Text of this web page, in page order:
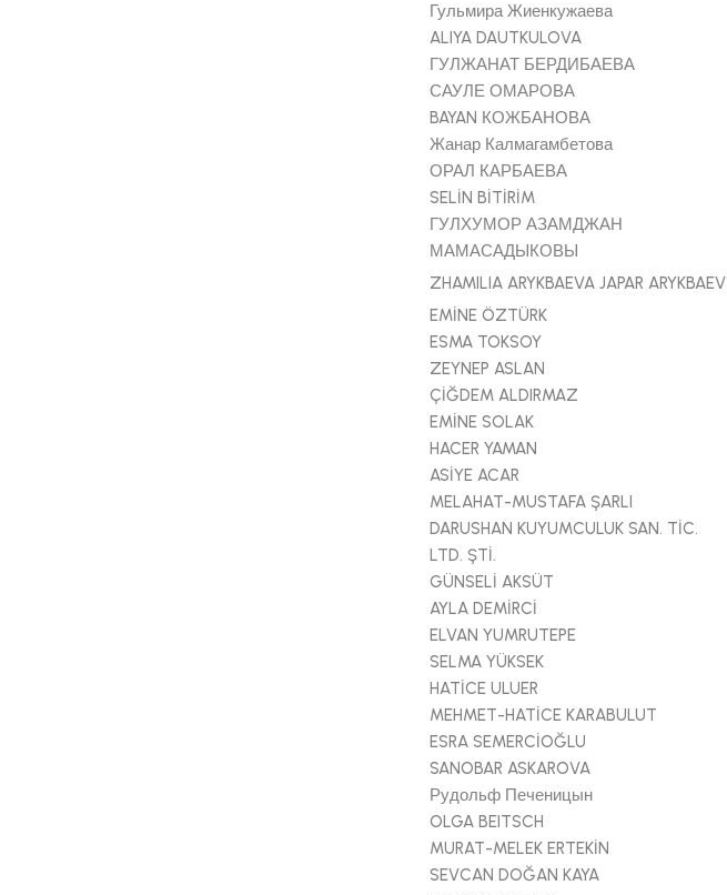
Гульмира Жиенкужаева
ALIYA DAUTKULOVA
ГУЛЖАНАТ БЕРДИБАЕВА
САУЛЕ ОМАРОВА
BAYAN КОЖБАНОВА
Жанар Калмагамбетова
ОРАЛ КАРБАЕВА
SELİN BİTİRİM
ГУЛХУМОР АЗАМДЖАН
МАМАСАДЫКОВЫ
ZHAMILIA ARYKBAEVA JAPAR ARYKBAEV
EMİNE ÖZTÜRK
ESMA TOKSOY
ZEYNEP ASLAN
ÇİĞDEM ALDIRMAZ
EMİNE SOLAK
HACER YAMAN
ASİYE ACAR
MELAHAT-MUSTAFA ŞARLI
DARUSHAN KUYUMCULUK SAN. TİC.
LTD. ŞTİ.
GÜNSELİ AKSÜT
AYLA DEMİRCİ
ELVAN YUMRUTEPE
SELMA YÜKSEK
HATİCE ULUER
MEHMET-HATİCE KARABULUT
ESRA SEMERCİOĞLU
SANOBAR ASKAROVA
Рудольф Печеницын
OLGA BEITSCH
MURAT-MELEK ERTEKİN
SEVCAN DOĞAN KAYA